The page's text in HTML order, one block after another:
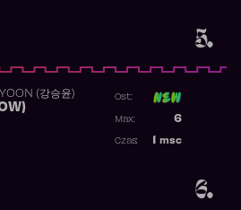
5.
6.
(강승윤) Ost:
6
Max:
msc
Czas: